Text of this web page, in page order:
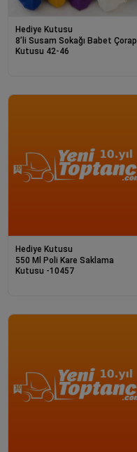
Hediye Kutusu
8’li Susam Sokağı Babet Çorap
Kutusu 42-46
Hediye Kutusu
550 Ml Poli Kare Saklama
Kutusu -10457